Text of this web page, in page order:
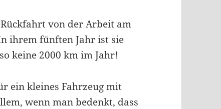
von der Arbeit am
ihrem fünften Jahr ist sie
keine 2000 km im Jahr!
ein kleines Fahrzeug mit
wenn man bedenkt, dass